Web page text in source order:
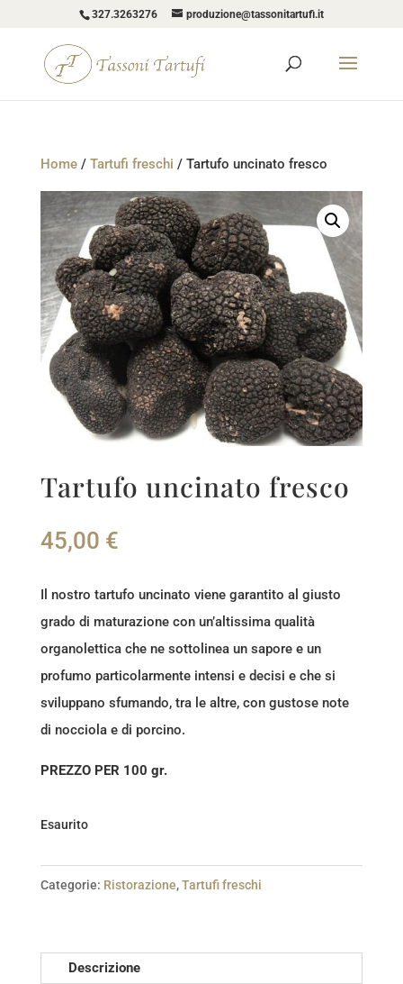
327.3263276 produzione@tassonitartufi.it
Home/ Tartufi freschi / Tartufo uncinato fresco
Tartufo uncinato fresco
45,00 €
Il nostro tartufo uncinato viene garantito al giusto
grado di maturazione con un’altissima qualità
organolettica che ne sottolinea un sapore e un
profumo particolarmente intensi e decisi e che si
sviluppano sfumando, tra le altre, con gustose note
di nocciola e di porcino.
PREZZO PER 100 gr.
Esaurito
Categorie: Ristorazione,Tartufi freschi
Descrizione